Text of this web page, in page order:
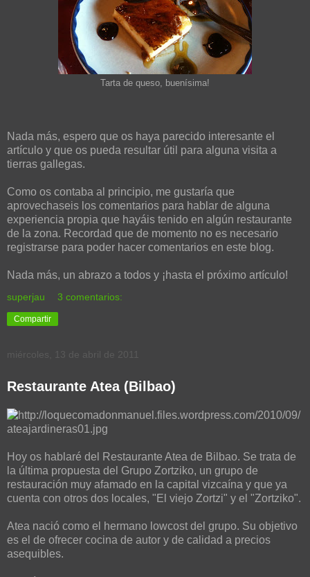
Tarta de queso, buenísima!
Nada más, espero que os haya parecido interesante el
artículo y que os pueda resultar útil para alguna visita a
tierras gallegas.
Como os contaba al principio, me gustaría que
aprovechaseis los comentarios para hablar de alguna
experiencia propia que hayáis tenido en algún restaurante
de la zona. Recordad que de momento no es necesario
registrarse para poder hacer comentarios en este blog.
Nada más, un abrazo a todos y ¡hasta el próximo artículo!
superjau 3 comentarios:
Compartir
miércoles, 13 de abril de 2011
Restaurante Atea (Bilbao)
Hoy os hablaré del Restaurante Atea de Bilbao. Se trata de
la última propuesta del Grupo Zortziko, un grupo de
restauración muy afamado en la capital vizcaína y que ya
cuenta con otros dos locales, "El viejo Zortzi" y el "Zortziko".
Atea nació como el hermano lowcost del grupo. Su objetivo
es el de ofrecer cocina de autor y de calidad a precios
asequibles.